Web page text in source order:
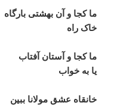
ما کجا و آن بهشتی
خاک راه
ما کجا و آستان
يا به خواب
خانقاه عشق مولانا